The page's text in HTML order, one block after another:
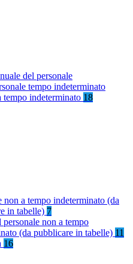
del personale
tempo indeterminato
tempo indeterminato 18
non a tempo indeterminato (da
in tabelle) 7
personale non a tempo
(da pubblicare in tabelle) 11
16